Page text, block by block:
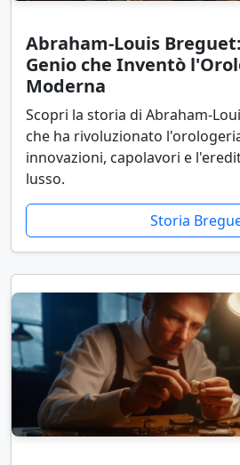
Abraham-Louis
Genio che Inventò
Moderna
Scopri la storia di Abraham-
che ha rivoluzionato
innovazioni, capolavori e
lusso.
Storia